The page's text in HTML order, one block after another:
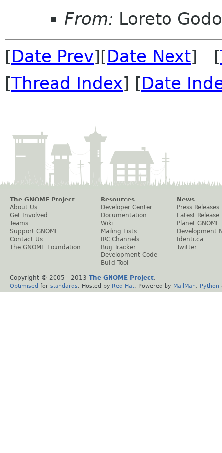
From: Loreto
[Date Prev][Date Next] [
[Thread Index] [Date
The GNOME Project
About Us
Get Involved
Teams
Support GNOME
Contact Us
The GNOME Foundation
Resources
Developer Center
Documentation
Wiki
Mailing Lists
IRC Channels
Bug Tracker
Development Code
Build Tool
News
Press Releases
Latest Release
Planet GNOME
Development
Identi.ca
Twitter
Copyright © 2005 - 2013 The GNOME Project.
Optimised for standards . Hosted by Red Hat . Powered by MailMan Python